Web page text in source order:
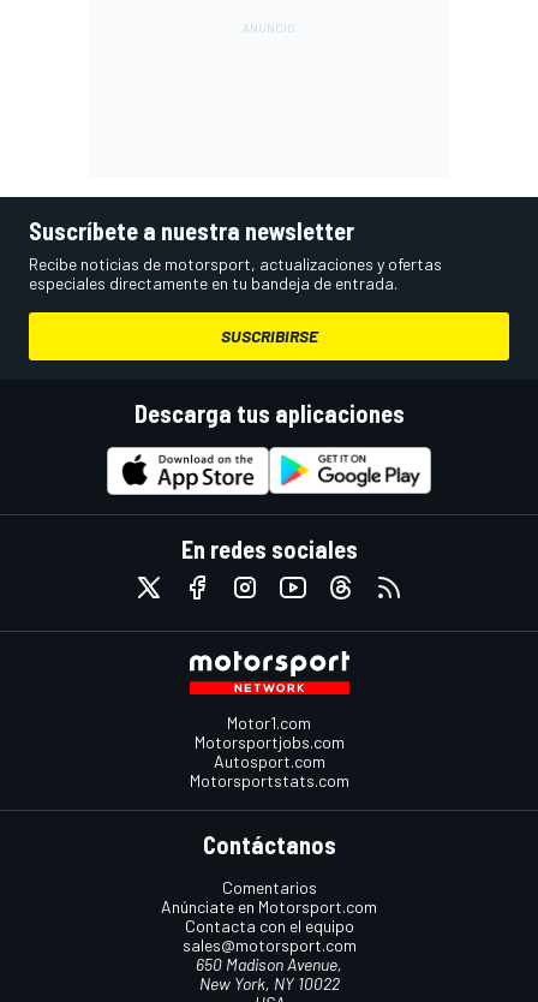
Suscríbete a nuestra newsletter
Recibe noticias de motorsport, actualizaciones y ofertas
especiales directamente en tu bandeja de entrada.
SUSCRIBIRSE
Descarga tus aplicaciones
En redes sociales
Motor1.com
Motorsportjobs.com
Autosport.com
Motorsportstats.com
Contáctanos
Comentarios
Anúnciate en Motorsport.com
Contacta con el equipo
sales@motorsport.com
650 Madison Avenue,
New York, NY 10022